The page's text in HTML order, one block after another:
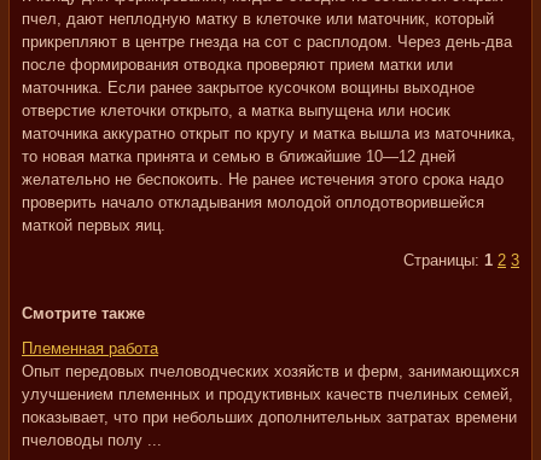
пчел, дают неплодную матку в клеточке или маточник, который
прикрепляют в центре гнезда на сот с расплодом. Через день-два
после формирования отводка проверяют прием матки или
маточника. Если ранее закрытое кусочком вощины выходное
отверстие клеточки открыто, а матка выпущена или носик
маточника аккуратно открыт по кругу и матка вышла из маточника,
то новая матка принята и семью в ближайшие 10—12 дней
желательно не беспокоить. Не ранее истечения этого срока надо
проверить начало откладывания молодой оплодотворившейся
маткой первых яиц.
Страницы: 1 2 3
Смотрите также
Племенная работа
Опыт передовых пчеловодческих хозяйств и ферм, занимающихся
улучшением племенных и продуктивных качеств пчелиных семей,
показывает, что при небольших дополнительных затратах времени
пчеловоды полу ...